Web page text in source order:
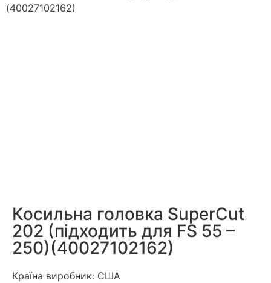
(40027102162)
Косильна головка SuperCut
20­2 (підходить для FS 55 –
250)(40027102162)
Країна виробник: США